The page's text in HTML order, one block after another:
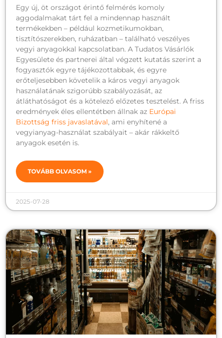
Egy új, öt országot érintő felmérés komoly
aggodalmakat tárt fel a mindennap használt
termékekben – például kozmetikumokban,
tisztítószerekben, ruházatban – található veszélyes
vegyi anyagokkal kapcsolatban. A Tudatos Vásárlók
Egyesülete és partnerei által végzett kutatás szerint a
fogyasztók egyre tájékozottabbak, és egyre
erőteljesebben követelik a káros vegyi anyagok
használatának szigorúbb szabályozását, az
átláthatóságot és a kötelező előzetes tesztelést. A friss
eredmények éles ellentétben állnak az Európai
Bizottság friss javaslatával, ami enyhítené a
vegyianyag-használat szabályait – akár rákkeltő
anyagok esetén is.
TOVÁBB OLVASOM »
2025-07-28